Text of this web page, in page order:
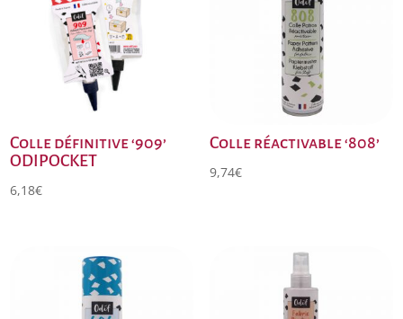
Colle définitive ‘909’
ODIPOCKET
6,18€
Colle réactivable ‘808’
9,74€